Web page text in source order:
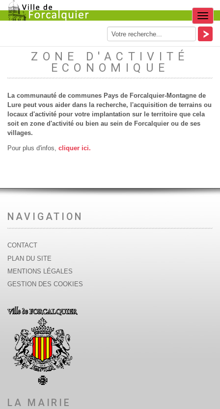
ZONE D'ACTIVITÉ
ECONOMIQUE
La communauté de communes Pays de Forcalquier-Montagne de
Lure peut vous aider dans la recherche, l'acquisition de terrains ou
locaux d'activité pour votre implantation sur le territoire que cela
soit en zone d'activité ou bien au sein de Forcalquier ou de ses
villages.
Pour plus d'infos, cliquer ici.
NAVIGATION
CONTACT
PLAN DU SITE
MENTIONS LÉGALES
GESTION DES COOKIES
LA MAIRIE
Menu